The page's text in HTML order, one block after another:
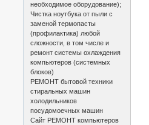
необходимое оборудование);
Чистка ноутбука от пыли с
заменой термопасты
(профилактика) любой
сложности, в том числе и
ремонт системы охлаждения
компьютеров (системных
блоков)
РЕМОНТ бытовой техники
стиральных машин
холодильников
посудомоечных машин
Сайт РЕМОНТ компьютеров